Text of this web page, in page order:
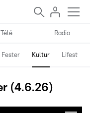
Télé Radio
Fester Kultur Lifestyle
(4.6.26)